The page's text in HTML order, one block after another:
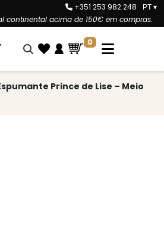
continental acima de 150€ em compras.
+351 253 982 248 PT ▾
0
Prince de Lise – Meio